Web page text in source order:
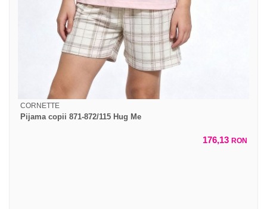
CORNETTE
Pijama copii 871-872/115 Hug Me
176,13 RON